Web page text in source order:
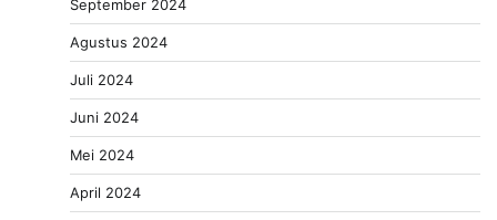
September 2024
Agustus 2024
Juli 2024
Juni 2024
Mei 2024
April 2024